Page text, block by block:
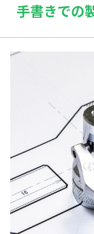
手書きでの